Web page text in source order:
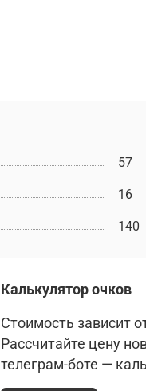
57
16
140
Калькулятор очков
Стоимость зависит
Рассчитайте цену
телеграм-боте —